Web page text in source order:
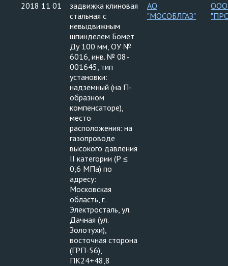
2018 11 01
задвижка клиновая
стальная с
невыдвижным
шпинделем Бомет
Ду 100 мм, ОУ №
6016, инв. № 08-
001645, тип
установки:
надземный (на П-
образном
компенсаторе),
место
расположения: на
газопроводе
высокого давления
II категории (Р ≤
0,6 МПа) по
адресу:
Московская
область, г.
Электросталь, ул.
Дачная (ул.
Золотухи),
восточная сторона
(ГРП-56),
ПК24+48,8
АО
"МОСОБЛГАЗ"